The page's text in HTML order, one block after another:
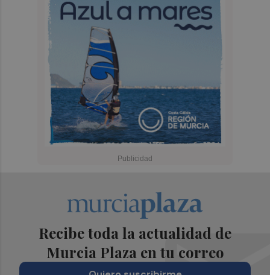
Recibe toda la actualidad de
Murcia Plaza en tu correo